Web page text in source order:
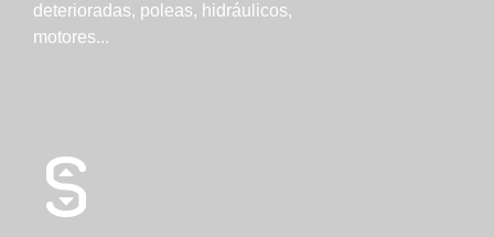
deterioradas, poleas, hidráulicos,
motores...